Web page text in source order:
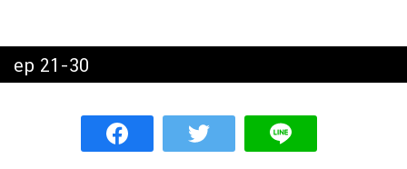
ep 21-30